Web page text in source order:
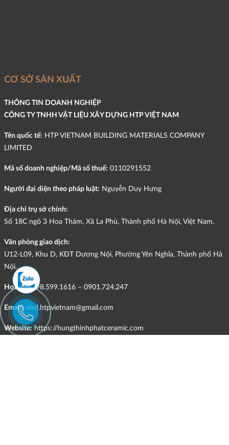
CƠ SỞ SẢN XUẤT
THÔNG TIN DOANH NGHIỆP
CÔNG TY TNHH VẬT LIỆU XÂY DỰNG HTP VIỆT NAM
Tên quốc tế: HTP VIETNAM BUILDING MATERIALS COMPANY
LIMITED
Mã số doanh nghiệp/Mã số thuế: 0110291552
Người đại diện theo pháp luật: Nguyễn Duy Hưng
Địa chỉ trụ sở chính:
Số 18C ngõ 3 Hoa Thám, Xã La Phù, Thành phố Hà Nội, Việt Nam.
Văn phòng giao dịch:
U12-L09, Khu D, KĐT Dương Nội, Phường Yên Nghĩa, Thành phố Hà
Nội.
Hotline:098.599.1616 – 0901.724.247
Email: vlxd.htpvietnam@gmail.com
Website: https://hungthinhphatceramic.com